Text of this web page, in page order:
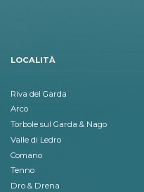
LOCALITÀ
Riva del Garda
Arco
Torbole sul Garda & Nago
Valle di Ledro
Comano
Tenno
Dro & Drena